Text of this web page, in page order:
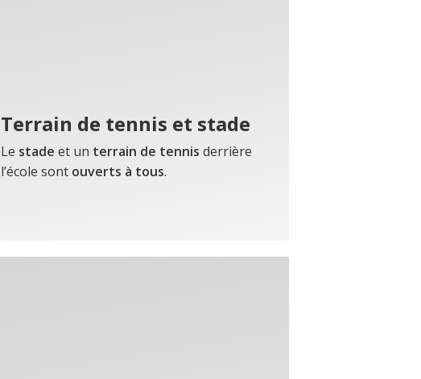
Terrain de tennis et stade
Le stade et un terrain de tennis derrière
l’école sont ouverts à tous.